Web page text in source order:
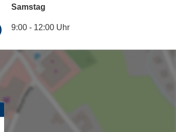
Samstag
9:00 - 12:00 Uhr